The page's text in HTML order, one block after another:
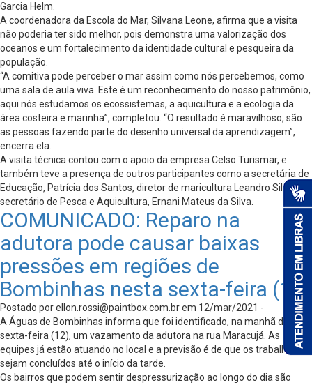
Garcia Helm.
A coordenadora da Escola do Mar, Silvana Leone, afirma que a visita
não poderia ter sido melhor, pois demonstra uma valorização dos
oceanos e um fortalecimento da identidade cultural e pesqueira da
população.
“A comitiva pode perceber o mar assim como nós percebemos, como
uma sala de aula viva. Este é um reconhecimento do nosso patrimônio,
aqui nós estudamos os ecossistemas, a aquicultura e a ecologia da
área costeira e marinha”, completou. “O resultado é maravilhoso, são
as pessoas fazendo parte do desenho universal da aprendizagem”,
encerra ela.
A visita técnica contou com o apoio da empresa Celso Turismar, e
também teve a presença de outros participantes como a secretária de
Educação, Patrícia dos Santos, diretor de maricultura Leandro Silva, e o
secretário de Pesca e Aquicultura, Ernani Mateus da Silva.
COMUNICADO: Reparo na
adutora pode causar baixas
pressões em regiões de
Bombinhas nesta sexta-feira (12)
Postado porellon.rossi@paintbox.com.brem 12/mar/2021 -
A Águas de Bombinhas informa que foi identificado, na manhã desta
sexta-feira (12), um vazamento da adutora na rua Maracujá. As
equipes já estão atuando no local e a previsão é de que os trabalhos
sejam concluídos até o início da tarde.
Os bairros que podem sentir despressurização ao longo do dia são